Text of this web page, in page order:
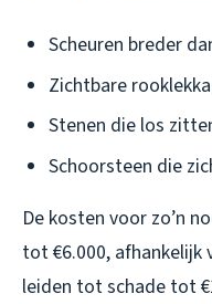
Scheuren breder
Zichtbare
Stenen die los
Schoorsteen die
De kosten voor zo’n
tot €6.000, afhankelijk
leiden tot schade tot